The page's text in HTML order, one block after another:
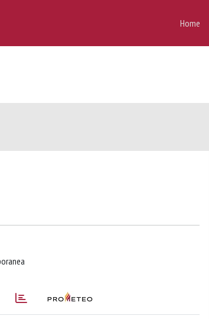
Home